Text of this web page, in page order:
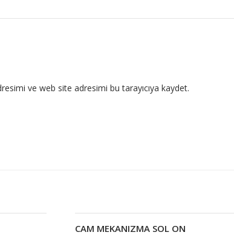
ve web site adresimi bu tarayıcıya kaydet.
Devamını oku
CAM MEKANIZMA SOL ON